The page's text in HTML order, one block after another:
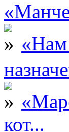
кот...